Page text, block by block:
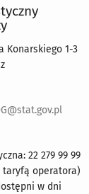
Konarskiego 1-3
22 279 99 99
taryfą operatora)
w dni